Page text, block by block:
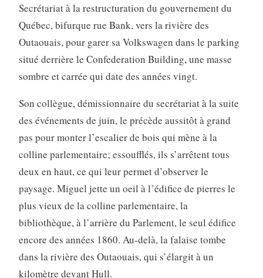
Secrétariat à la restructuration du gouvernement du
Québec, bifurque rue Bank, vers la rivière des
Outaouais, pour garer sa Volkswagen dans le parking
situé derrière le Confederation Building, une masse
sombre et carrée qui date des années vingt.
Son collègue, démissionnaire du secrétariat à la suite
des événements de juin, le précède aussitôt à grand
pas pour monter l’escalier de bois qui mène à la
colline parlementaire; essoufflés, ils s’arrêtent tous
deux en haut, ce qui leur permet d’observer le
paysage. Miguel jette un oeil à l’édifice de pierres le
plus vieux de la colline parlementaire, la
bibliothèque, à l’arrière du Parlement, le seul édifice
encore des années 1860. Au-delà, la falaise tombe
dans la rivière des Outaouais, qui s’élargit à un
kilomètre devant Hull.